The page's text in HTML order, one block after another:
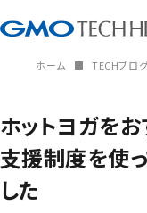
ホーム TECHブログ
ホットヨガを
支援制度を使っ
した